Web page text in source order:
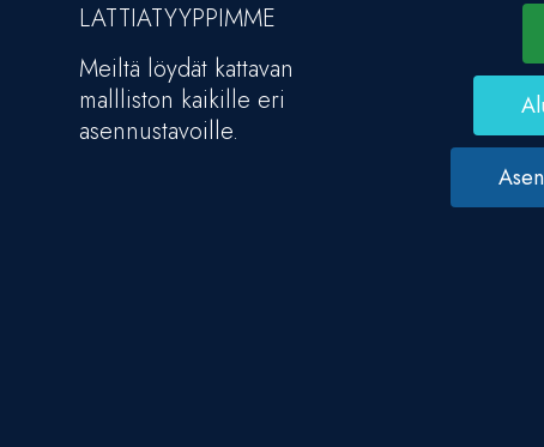
LATTIATYYPPIMME
Meiltä löydät kattavan
mallliston kaikille eri
asennustavoille.